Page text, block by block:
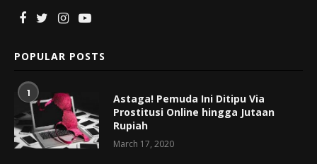
POPULAR POSTS
1
Astaga! Pemuda Ini Ditipu Via
Prostitusi Online hingga Jutaan
Rupiah
March 17, 2020